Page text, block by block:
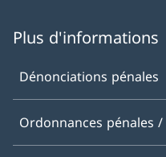
Plus d'informations
Dénonciations pénales
Ordonnances pénales